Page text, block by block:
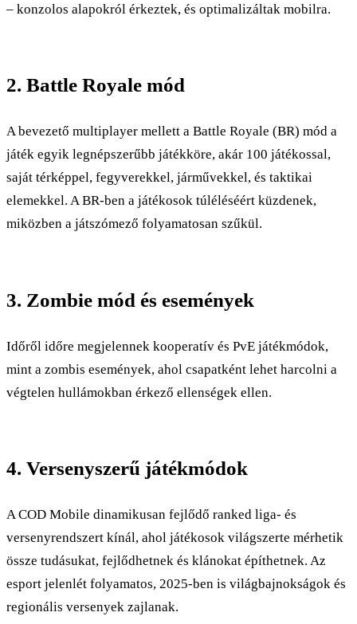
– konzolos alapokról érkeztek, és optimalizáltak mobilra.
2. Battle Royale mód
A bevezető multiplayer mellett a Battle Royale (BR) mód a
játék egyik legnépszerűbb játékköre, akár 100 játékossal,
saját térképpel, fegyverekkel, járművekkel, és taktikai
elemekkel. A BR-ben a játékosok túléléséért küzdenek,
miközben a játszómező folyamatosan szűkül.
3. Zombie mód és események
Időről időre megjelennek kooperatív és PvE játékmódok,
mint a zombis események, ahol csapatként lehet harcolni a
végtelen hullámokban érkező ellenségek ellen.
4. Versenyszerű játékmódok
A COD Mobile dinamikusan fejlődő ranked liga- és
versenyrendszert kínál, ahol játékosok világszerte mérhetik
össze tudásukat, fejlődhetnek és klánokat építhetnek. Az
esport jelenlét folyamatos, 2025-ben is világbajnokságok és
regionális versenyek zajlanak.